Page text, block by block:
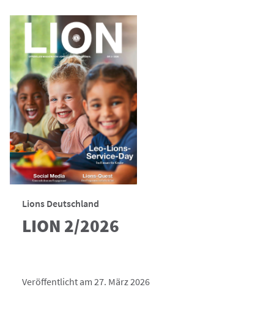
Lions Deutschland
LION 2/2026
Veröffentlicht am 27. März 2026